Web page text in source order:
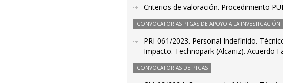
Criterios de valoración. Procedimiento
CONVOCATORIAS PTGAS DE APOYO A LA INVESTIGACIÓN
PRI-061/2023. Personal Indefinido.
Impacto. Technopark (Alcañiz). Acuerdo
CONVOCATORIAS DE PTGAS